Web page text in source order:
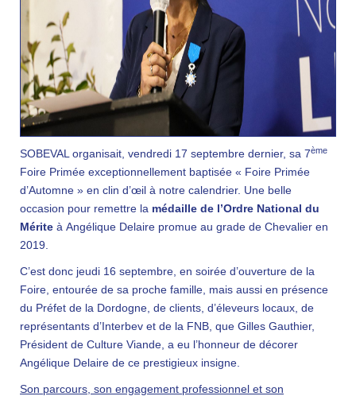
SOBEVAL organisait, vendredi 17 septembre dernier, sa 7ème
Foire Primée exceptionnellement baptisée « Foire Primée
d’Automne » en clin d’œil à notre calendrier. Une belle
occasion pour remettre la médaille de l’Ordre National du
Mérite à Angélique Delaire promue au grade de Chevalier en
2019.
C’est donc jeudi 16 septembre, en soirée d’ouverture de la
Foire, entourée de sa proche famille, mais aussi en présence
du Préfet de la Dordogne, de clients, d’éleveurs locaux, de
représentants d’Interbev et de la FNB, que Gilles Gauthier,
Président de Culture Viande, a eu l’honneur de décorer
Angélique Delaire de ce prestigieux insigne.
Son parcours, son engagement professionnel et son